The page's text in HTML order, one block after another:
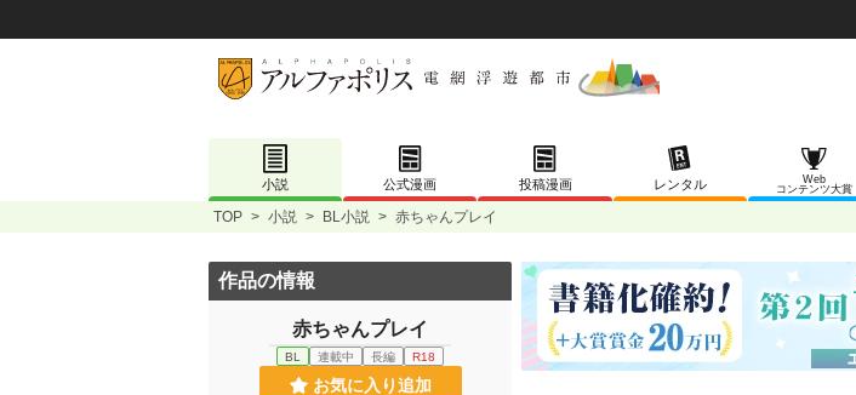
小説 公式漫画 投稿漫画 レンタル
Web
コンテンツ大賞
TOP > 小説 > BL小説 > 赤ちゃんプレイ
作品の情報
赤ちゃんプレイ
BL 連載中 長編 R18
お気に入り追加